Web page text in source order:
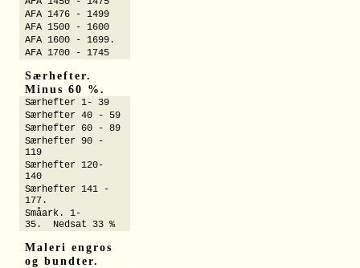
AFA 1476 - 1499
AFA 1500 - 1600
AFA 1600 - 1699.
AFA 1700 - 1745
Særhefter.
Minus 60 %.
Særhefter 1- 39
Særhefter 40 - 59
Særhefter 60 - 89
Særhefter 90 -
119
Særhefter 120-
140
Særhefter 141 -
177.
Småark. 1-
35. Nedsat 33 %
Maleri engros
og bundter.